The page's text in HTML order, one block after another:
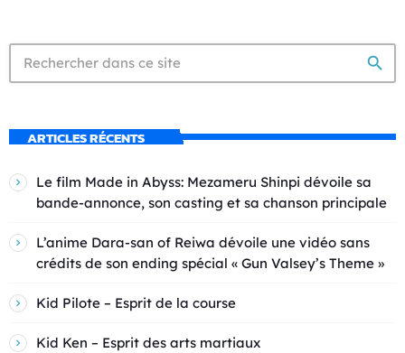
search
ARTICLES RÉCENTS
Le film Made in Abyss: Mezameru Shinpi dévoile sa
bande-annonce, son casting et sa chanson principale
L’anime Dara-san of Reiwa dévoile une vidéo sans
crédits de son ending spécial « Gun Valsey’s Theme »
Kid Pilote – Esprit de la course
Kid Ken – Esprit des arts martiaux